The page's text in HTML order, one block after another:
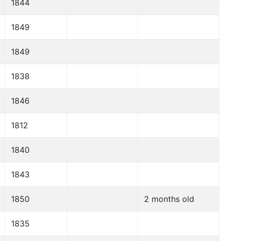
1844
1849
1849
1838
1846
1812
1840
1843
1850 2 months old
1835